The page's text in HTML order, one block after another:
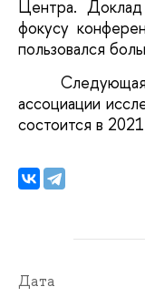
Центра. Доклад
фокусу
пользовался
ассоциации
состоится в
Дата